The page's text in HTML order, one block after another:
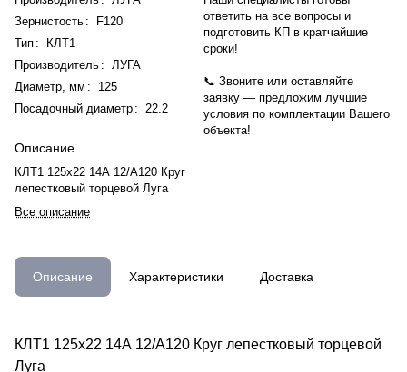
Зернистость :
F120
Тип :
КЛТ1
Производитель :
ЛУГА
Диаметр, мм :
125
Посадочный диаметр : 22.2
Описание
КЛТ1 125х22 14А 12/А120 Круг
лепестковый торцевой Луга
Все описание
ответить на все вопросы и
подготовить КП в кратчайшие
сроки!
📞 Звоните или оставляйте
заявку — предложим лучшие
условия по комплектации Вашего
объекта!
Описание Характеристики Доставка
КЛТ1 125х22 14А 12/А120 Круг лепестковый торцевой
Луга